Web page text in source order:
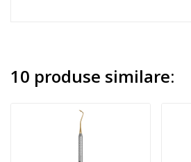
10 produse similare: